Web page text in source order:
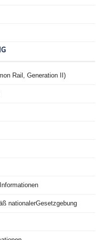
Rail, Generation II)
nationalerGesetzgebung